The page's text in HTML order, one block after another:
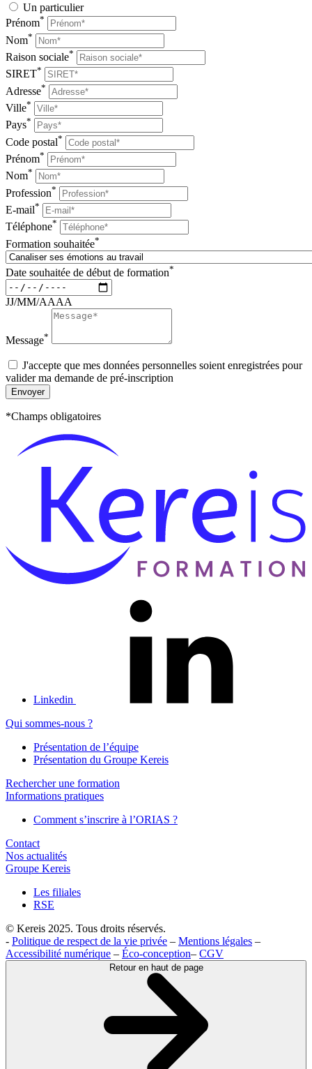
Un particulier
Prénom*
Nom*
Raison sociale*
SIRET*
Adresse*
Ville*
Pays*
Code postal*
Prénom*
Nom*
Profession*
E-mail*
Téléphone*
Formation souhaitée*
Date souhaitée de début de formation*
JJ/MM/AAAA
Message*
J'accepte que mes données personnelles soient enregistrées pour
valider ma demande de pré-inscription
Envoyer
*Champs obligatoires
Linkedin
Qui sommes-nous ?
Présentation de l’équipe
Présentation du Groupe Kereis
Rechercher une formation
Informations pratiques
Comment s’inscrire à l’ORIAS ?
Contact
Nos actualités
Groupe Kereis
Les filiales
RSE
© Kereis 2025. Tous droits réservés.
- Politique de respect de la vie privée – Mentions légales –
Accessibilité numérique – Éco-conception– CGV
Retour en haut de page